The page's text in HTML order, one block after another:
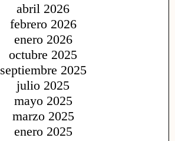
abril 2026
febrero 2026
enero 2026
octubre 2025
septiembre 2025
julio 2025
mayo 2025
marzo 2025
enero 2025